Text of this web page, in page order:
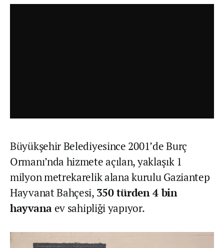
Büyükşehir Belediyesince 2001’de Burç
Ormanı’nda hizmete açılan, yaklaşık 1
milyon metrekarelik alana kurulu Gaziantep
Hayvanat Bahçesi, 350 türden 4 bin
hayvanaev sahipliği yapıyor.